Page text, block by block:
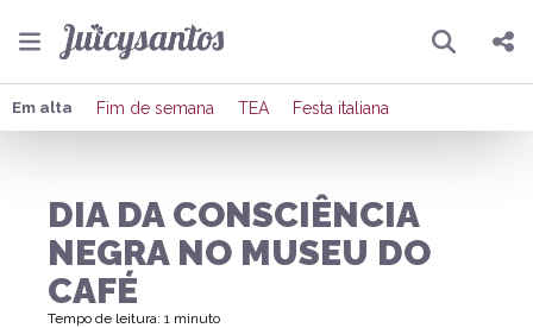
Pesquisar
Compartilhar
Enviar por Whatsapp
Em alta Fim de semana TEA Festa italiana
DIA DA CONSCIÊNCIA
NEGRA NO MUSEU DO
CAFÉ
Tempo de leitura: 1 minuto